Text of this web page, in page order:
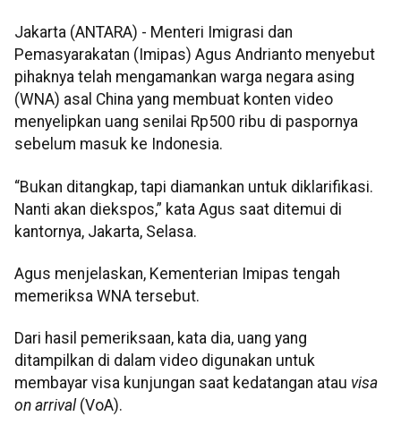
Jakarta (ANTARA) - Menteri Imigrasi dan
Pemasyarakatan (Imipas) Agus Andrianto menyebut
pihaknya telah mengamankan warga negara asing
(WNA) asal China yang membuat konten video
menyelipkan uang senilai Rp500 ribu di paspornya
sebelum masuk ke Indonesia.
“Bukan ditangkap, tapi diamankan untuk diklarifikasi.
Nanti akan diekspos,” kata Agus saat ditemui di
kantornya, Jakarta, Selasa.
Agus menjelaskan, Kementerian Imipas tengah
memeriksa WNA tersebut.
Dari hasil pemeriksaan, kata dia, uang yang
ditampilkan di dalam video digunakan untuk
membayar visa kunjungan saat kedatangan atau visa
on arrival (VoA).